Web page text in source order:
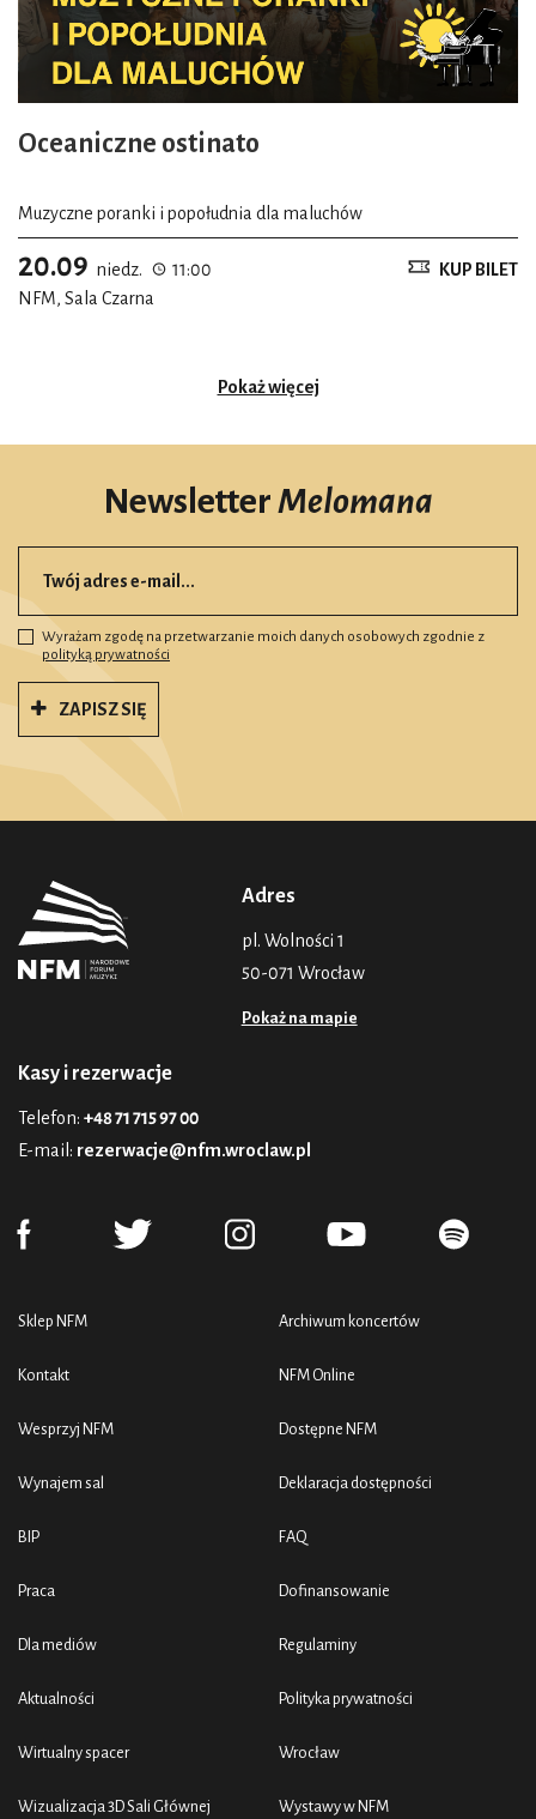
Oceaniczne ostinato
Muzyczne poranki i popołudnia dla maluchów
20.09 niedz.
11:00
NFM, Sala Czarna
KUP BILET
Pokaż więcej
NewsletterMelomana
Wyrażam zgodę na przetwarzanie moich danych osobowych zgodnie z
polityką prywatności
ZAPISZ SIĘ
Adres
pl. Wolności 1
50-071 Wrocław
Pokaż na mapie
Kasy i rezerwacje
Telefon: +48 71 715 97 00
E-mail: rezerwacje@nfm.wroclaw.pl
Sklep NFM
Kontakt
Wesprzyj NFM
Wynajem sal
BIP
Praca
Dla mediów
Aktualności
Wirtualny spacer
Wizualizacja 3D Sali Głównej
Archiwum koncertów
NFM Online
Dostępne NFM
Deklaracja dostępności
FAQ
Dofinansowanie
Regulaminy
Polityka prywatności
Wrocław
Wystawy w NFM